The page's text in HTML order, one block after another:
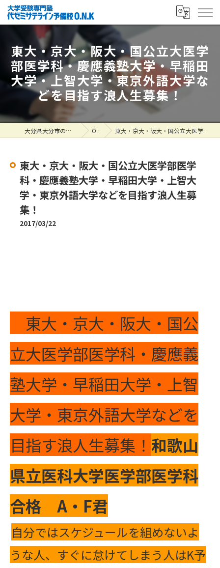
東大・京大・阪大・国公立大医学
部医学科・慶應義塾大学・早稲田
大学・上智大学・東京外語大学な
どを目指す浪人生募集！
大分県大分市の塾なら大学受験専門塾 代ゼミサテライン予備校O.N.K ONK掲示板 東大・京大・阪大・国公立大医学部医学科・慶應義塾大学・早稲田大学・上智大学・東京外語大学などを目指す浪人生募集！
東大・京大・阪大・国公立大医学部医学
科・慶應義塾大学・早稲田大学・上智大
学・東京外語大学などを目指す浪人生募
集！
2017/03/22
東大・京大・阪大・国公
立大医学部医学科・慶應義
塾大学・早稲田大学・上智
大学・東京外語大学などを
目指す浪人生募集！ 和歌山
県立医科大学医学部医学科
合格 A・F君
自分ではスケジュールを組めないよ
うな人、すぐに怠けてしまう人はK予